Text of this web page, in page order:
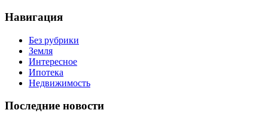
Навигация
Без рубрики
Земля
Интересное
Ипотека
Недвижимость
Последние новости